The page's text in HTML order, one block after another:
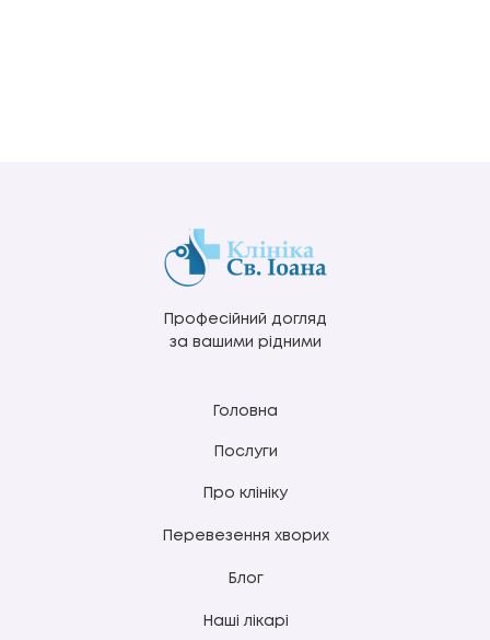
Професійний догляд
за вашими рідними
Головна
Послуги
Про клініку
Перевезення хворих
Блог
Наші лікарі